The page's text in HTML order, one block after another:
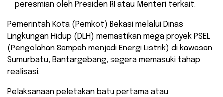
peresmian oleh Presiden RI atau Menteri terkait.
​Pemerintah Kota (Pemkot) Bekasi melalui Dinas
Lingkungan Hidup (DLH) memastikan mega proyek PSEL
(Pengolahan Sampah menjadi Energi Listrik) di kawasan
Sumurbatu, Bantargebang, segera memasuki tahap
realisasi.
Pelaksanaan peletakan batu pertama atau